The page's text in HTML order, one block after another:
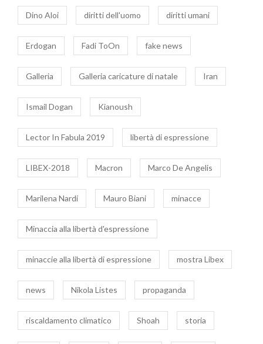
Dino Aloi diritti dell'uomo diritti umani
Erdogan Fadi ToOn fake news
Galleria Galleria caricature di natale Iran
Ismail Dogan Kianoush
Lector In Fabula 2019 libertà di espressione
LIBEX-2018 Macron Marco De Angelis
Marilena Nardi Mauro Biani minacce
Minaccia alla libertà d'espressione
minaccie alla libertà di espressione mostra Libex
news Nikola Listes propaganda
riscaldamento climatico Shoah storia